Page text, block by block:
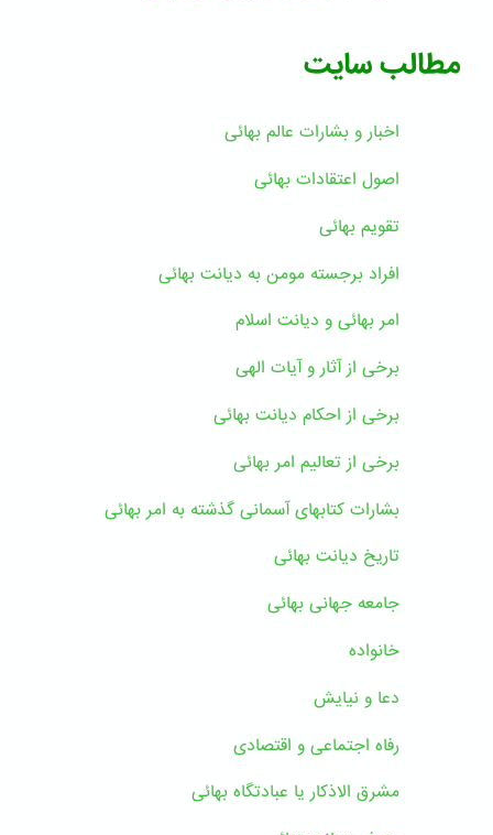
مطالب سایت
اخبار و بشارات عالم بهائى
اصول اعتقادات بهائی
تقویم بهائی
افراد برجسته مومن به دیانت بهائی
امر بهائی و دیانت اسلام
برخی از آثار و آیات الهی
برخی از احکام دیانت بهائی
برخی از تعالیم امر بهائی
بشارات کتابهای آسمانی گذشته به امر بهائی
تاریخ دیانت بهائی
جامعه جهانی بهائی
خانواده
دعا و نیایش
رفاه اجتماعی و اقتصادی
مشرق الاذکار یا عبادتگاه بهائی